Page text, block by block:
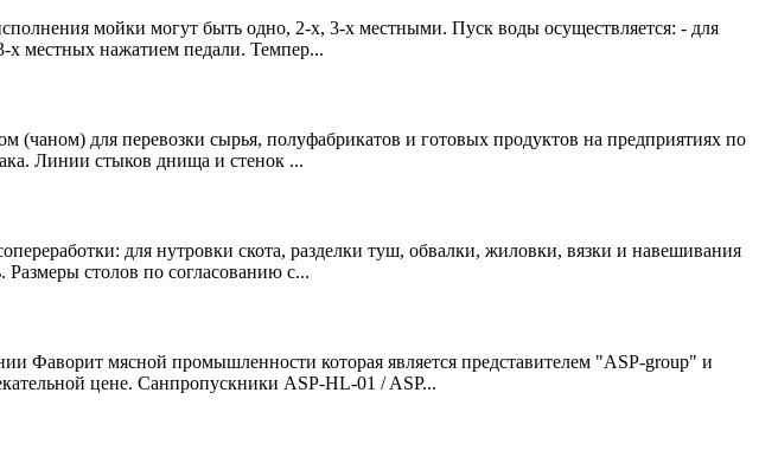
мойки могут быть одно, 2-х, 3-х местными. Пуск воды осуществляется: - для
х местных нажатием педали. Темпер...
для перевозки сырья, полуфабрикатов и готовых продуктов на предприятиях по
Линии стыков днища и стенок ...
для нутровки скота, разделки туш, обвалки, жиловки, вязки и навешивания
столов по согласованию с...
Фаворит мясной промышленности которая является представителем "ASP-group" и
цене. Санпропускники ASP-HL-01 / ASP...